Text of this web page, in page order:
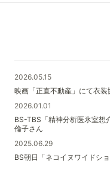
2026.05.15
映画「正直不動産」にて衣
2026.01.01
BS-TBS「精神分析医氷室想
倫子さん
2025.06.29
BS朝日「ネコイヌワイドシ